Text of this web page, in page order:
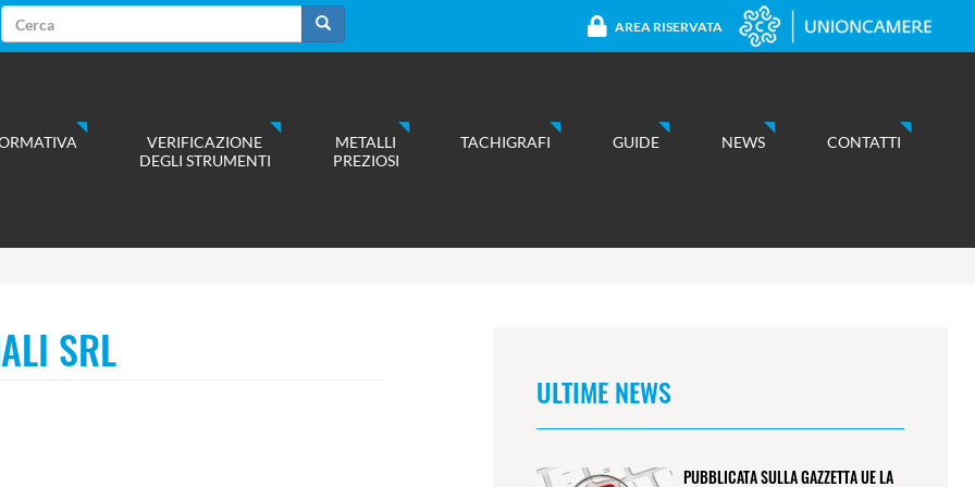
Form
di
Cerca
AREA RISERVATA
VERIFICAZIONE
DEGLI STRUMENTI
METALLI
PREZIOSI
TACHIGRAFI GUIDE NEWS CONTATTI
SRL
ULTIME NEWS
PUBBLICATA SULLA GAZZETTA UE LA